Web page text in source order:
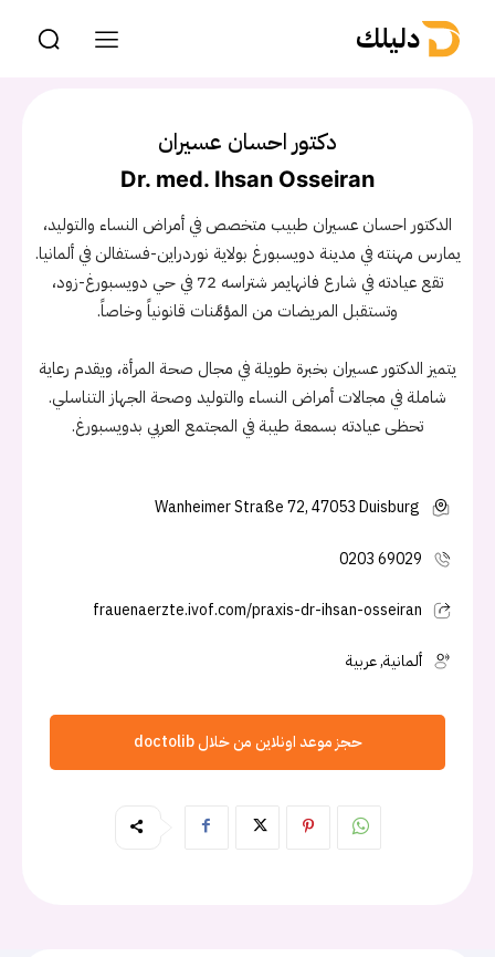
دليلك
دكتور احسان عسيران
Dr. med. Ihsan Osseiran
الدكتور احسان عسيران طبيب متخصص في أمراض النساء والتوليد،
يمارس مهنته في مدينة دويسبورغ بولاية نوردراين-فستفالن في ألمانيا.
تقع عيادته في شارع فانهايمر شتراسه 72 في حي دويسبورغ-زود،
وتستقبل المريضات من المؤمَّنات قانونياً وخاصاً.
يتميز الدكتور عسيران بخبرة طويلة في مجال صحة المرأة، ويقدم رعاية
شاملة في مجالات أمراض النساء والتوليد وصحة الجهاز التناسلي.
تحظى عيادته بسمعة طيبة في المجتمع العربي بدويسبورغ.
Wanheimer Straße 72, 47053 Duisburg
0203 69029
frauenaerzte.ivof.com/praxis-dr-ihsan-osseiran
ألمانية, عربية
حجز موعد اونلاين من خلال doctolib